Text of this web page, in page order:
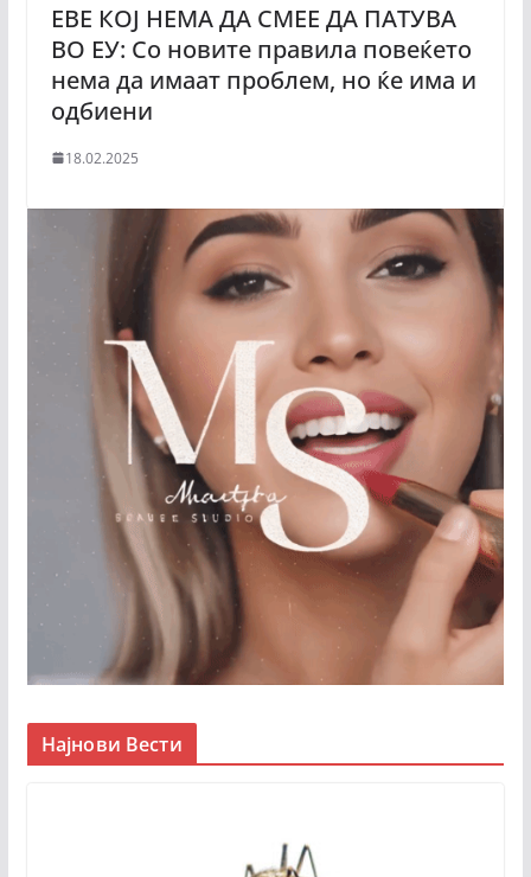
ЕВЕ КОЈ НЕМА ДА СМЕЕ ДА ПАТУВА
ВО ЕУ: Со новите правила повеќето
нема да имаат проблем, но ќе има и
одбиени
18.02.2025
Најнови Вести